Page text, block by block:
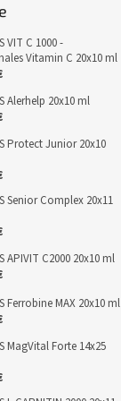
VIT C 1000 -
Vitamin C 20x10 ml
Alerhelp 20x10 ml
Protect Junior 20x10
Senior Complex 20x11
APIVIT C2000 20x10 ml
Ferrobine MAX 20x10 ml
MagVital Forte 14x25